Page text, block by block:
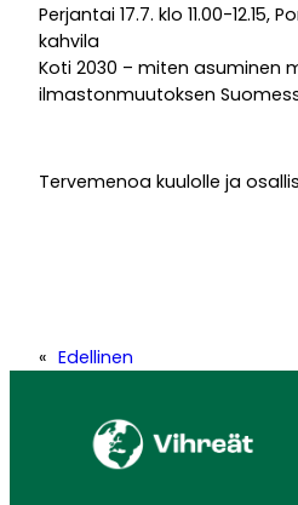
Perjantai 17.7. klo 11.00-12.15,
kahvila
Koti 2030 – miten asuminen
ilmastonmuutoksen
Tervemenoa kuulolle ja
« Edellinen